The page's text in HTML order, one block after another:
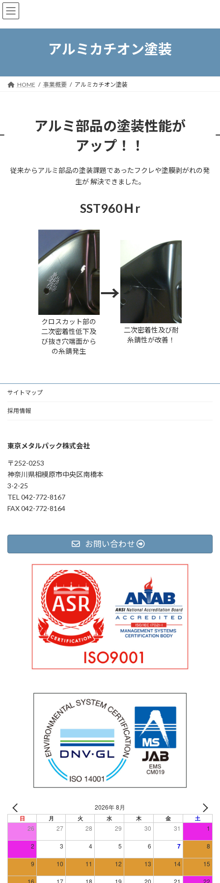
コ
ン
ナ
ビ
アルミカチオン塗装
HOME 事業概要 アルミカチオン塗装
アルミ部品の塗装性能が
アップ！！
従来からアルミ部品の塗装課題であったフクレや塗膜剥がれの発
生が 解決できました。
SST960Ｈr
クロスカット部の
二次密着性低下及
び抜き穴端面から
の糸錆発生
→
二次密着性及び耐
糸錆性が改善！
サイトマップ
採用情報
東京メタルパック株式会社
〒252-0253
神奈川県相模原市中央区南橋本
3-2-25
TEL 042-772-8167
FAX 042-772-8164
お問い合わせ
2026年 8月
日 月 火 水 木 金 土
26 27 28 29 30 31 1
2 3 4 5 6 7 8
9 10 11 12 13 14 15